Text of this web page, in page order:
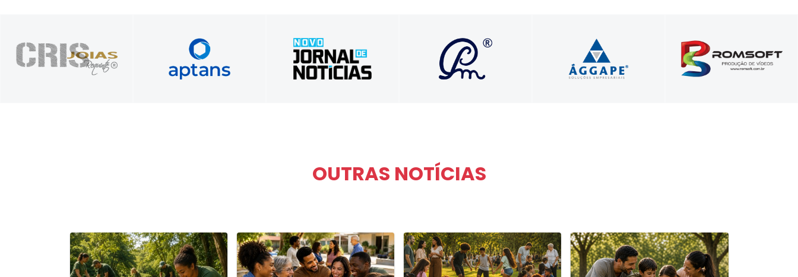
Presente nos seus
melhores momentos
Foque no seu negócio.​ Nós
cuidamos do seu servidor​.
Tradição em Informar,
Inovação em Comunicar
Soluções que
transformam vidas e
carreiras com propósito e
autenticidade
Profissionais unidos a
serviço do seu sucesso!
Vídeos comerciais,
institucionais e para
treinamentos
corporativos
OUTRAS NOTÍCIAS